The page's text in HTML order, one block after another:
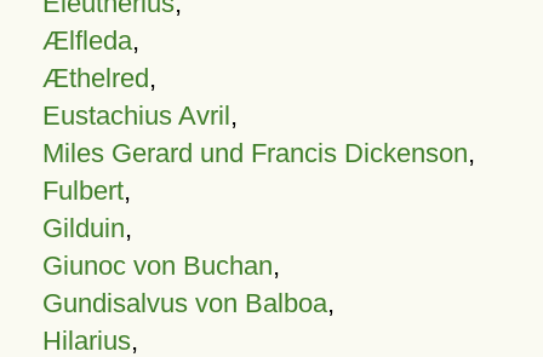
Ælfleda,
Æthelred,
Eustachius Avril,
Miles Gerard und Francis Dickenson,
Fulbert,
Gilduin,
Giunoc von Buchan,
Gundisalvus von Balboa,
Hilarius,